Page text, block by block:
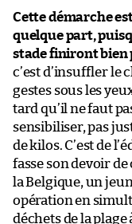
Cette démarche
quelque part,
stade finiront bien
c’est d’insuffler le
gestes sous les
tard qu’il ne faut
sensibiliser, pas
de kilos. C’est de
fasse son devoir
la Belgique, un
opération en
déchets de la plage